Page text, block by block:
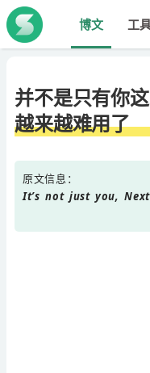
博文 工
并不是只有你
越来越难用了
原文信息：
It’s not just you,